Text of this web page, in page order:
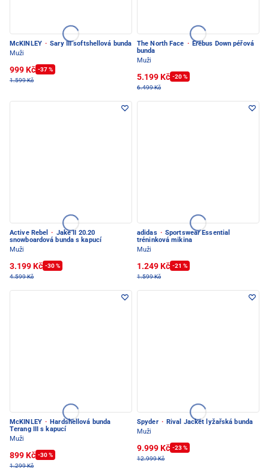
McKINLEY · Sary III softshellová bunda
Muži
999 Kč -37 %
1.599 Kč
The North Face · Erebus Down péřová
bunda
Muži
5.199 Kč -20 %
6.499 Kč
Active Rebel · Jake II 20.20
snowboardová bunda s kapucí
Muži
3.199 Kč -30 %
4.599 Kč
adidas · Sportswear Essential
tréninková mikina
Muži
1.249 Kč -21 %
1.599 Kč
McKINLEY · Hardshellová bunda
Terang III s kapucí
Muži
899 Kč -30 %
1.299 Kč
Spyder · Rival Jacket lyžařská bunda
Muži
9.999 Kč -23 %
12.999 Kč